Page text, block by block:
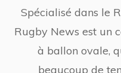
Spécialisé dans le
Rugby News est un
à ballon ovale,
beaucoup de